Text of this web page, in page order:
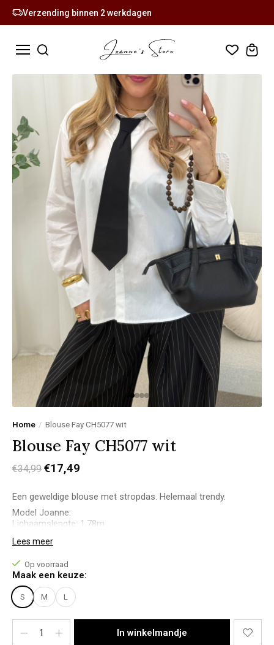
Verzending binnen 2 werkdagen
Home / Blouse Fay CH5077 wit
Blouse Fay CH5077 wit
€34,99 €17,49
Een geweldige blouse met stropdas. Helemaal trendy.
Model Joanne:
Lichaamslengte: 1,78m
Onderkant: 42
Materiaal:
100% Cotton.
Lees meer
Op voorraad
Maak een keuze:
S M L
In winkelmandje